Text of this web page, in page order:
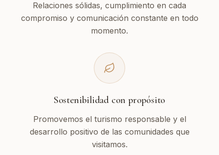
Relaciones sólidas, cumplimiento en cada
compromiso y comunicación constante en todo
momento.
Sostenibilidad con propósito
Promovemos el turismo responsable y el
desarrollo positivo de las comunidades que
visitamos.